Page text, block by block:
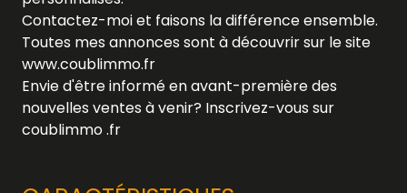
Contactez-moi et faisons la différence ensemble.
Toutes mes annonces sont à découvrir sur le site
www.coublimmo.fr
Envie d'être informé en avant-première des
nouvelles ventes à venir? Inscrivez-vous sur
coublimmo .fr